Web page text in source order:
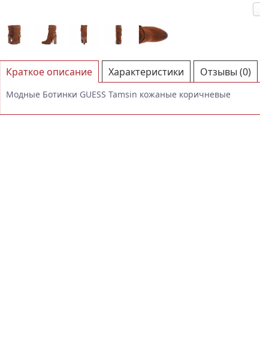
Краткое описание
Модные Ботинки GUESS Tamsin кожаные коричневые
Характеристики Отзывы (0)